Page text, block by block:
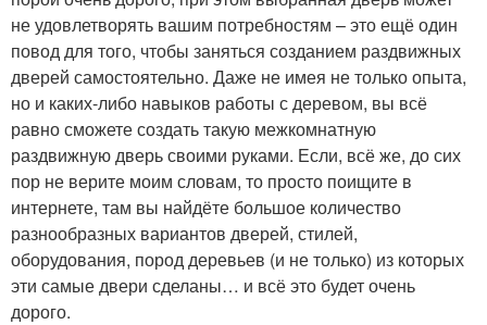
не удовлетворять вашим потребностям – это ещё один
повод для того, чтобы заняться созданием раздвижных
дверей самостоятельно. Даже не имея не только опыта,
но и каких-либо навыков работы с деревом, вы всё
равно сможете создать такую межкомнатную
раздвижную дверь своими руками. Если, всё же, до сих
пор не верите моим словам, то просто поищите в
интернете, там вы найдёте большое количество
разнообразных вариантов дверей, стилей,
оборудования, пород деревьев (и не только) из которых
эти самые двери сделаны… и всё это будет очень
дорого.